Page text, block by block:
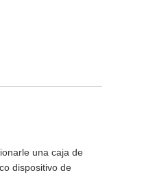
una caja de
dispositivo de